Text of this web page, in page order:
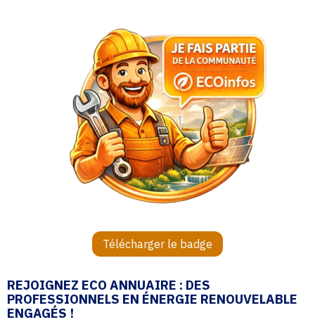
Télécharger le badge
REJOIGNEZ ECO ANNUAIRE : DES
PROFESSIONNELS EN ÉNERGIE RENOUVELABLE
ENGAGÉS !